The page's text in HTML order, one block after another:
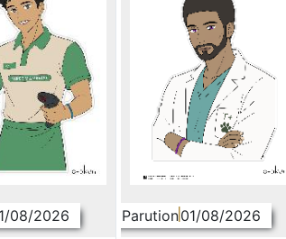
08/2026 Parution01/08/2026